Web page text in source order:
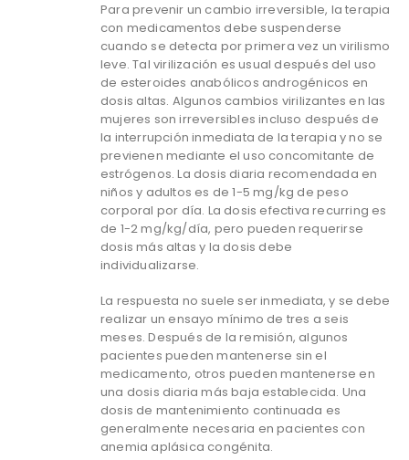
Para prevenir un cambio irreversible, la terapia
con medicamentos debe suspenderse
cuando se detecta por primera vez un virilismo
leve. Tal virilización es usual después del uso
de esteroides anabólicos androgénicos en
dosis altas. Algunos cambios virilizantes en las
mujeres son irreversibles incluso después de
la interrupción inmediata de la terapia y no se
previenen mediante el uso concomitante de
estrógenos. La dosis diaria recomendada en
niños y adultos es de 1-5 mg/kg de peso
corporal por día. La dosis efectiva recurring es
de 1-2 mg/kg/día, pero pueden requerirse
dosis más altas y la dosis debe
individualizarse.
La respuesta no suele ser inmediata, y se debe
realizar un ensayo mínimo de tres a seis
meses. Después de la remisión, algunos
pacientes pueden mantenerse sin el
medicamento, otros pueden mantenerse en
una dosis diaria más baja establecida. Una
dosis de mantenimiento continuada es
generalmente necesaria en pacientes con
anemia aplásica congénita.